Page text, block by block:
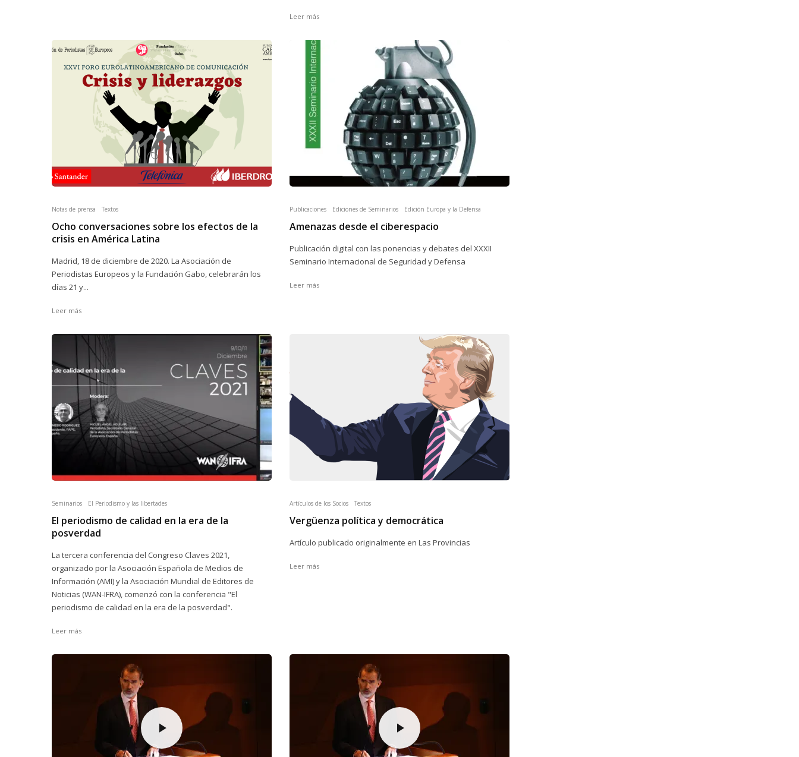
Leer más
Notas de prensa Textos
Ocho conversaciones sobre los efectos de la
crisis en América Latina
Madrid, 18 de diciembre de 2020. La Asociación de
Periodistas Europeos y la Fundación Gabo, celebrarán los
días 21 y...
Leer más
Publicaciones Ediciones de Seminarios Edición Europa y la Defensa
Amenazas desde el ciberespacio
Publicación digital con las ponencias y debates del XXXII
Seminario Internacional de Seguridad y Defensa
Leer más
Seminarios El Periodismo y las libertades
El periodismo de calidad en la era de la
posverdad
La tercera conferencia del Congreso Claves 2021,
organizado por la Asociación Española de Medios de
Información (AMI) y la Asociación Mundial de Editores de
Noticias (WAN-IFRA), comenzó con la conferencia "El
periodismo de calidad en la era de la posverdad".
Leer más
Artículos de los Socios Textos
Vergüenza política y democrática
Artículo publicado originalmente en Las Provincias
Leer más